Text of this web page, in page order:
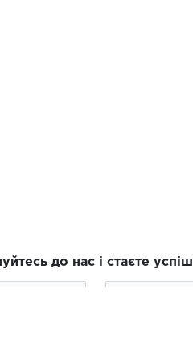
до нас і стаєте